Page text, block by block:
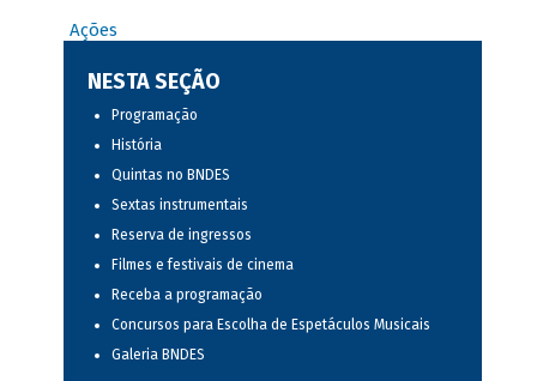
Ações
NESTA SEÇÃO
Programação
História
Quintas no BNDES
Sextas instrumentais
Reserva de ingressos
Filmes e festivais de cinema
Receba a programação
Concursos para Escolha de Espetáculos Musicais
Galeria BNDES